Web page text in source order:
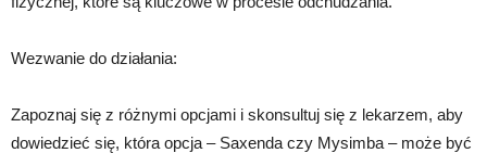
Wezwanie do działania:
Zapoznaj się z różnymi opcjami i skonsultuj się z lekarzem, aby
dowiedzieć się, która opcja – Saxenda czy Mysimba – może być